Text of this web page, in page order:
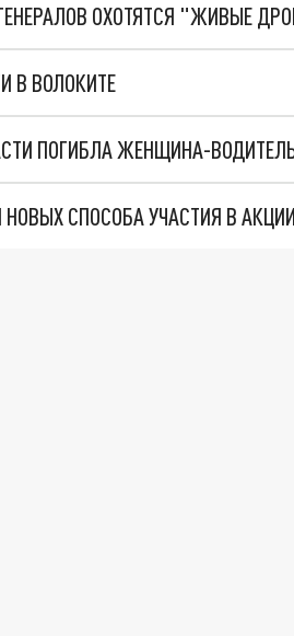
ОХОТЯТСЯ "ЖИВЫЕ
В ВОЛОКИТЕ
ПОГИБЛА ЖЕНЩИНА-